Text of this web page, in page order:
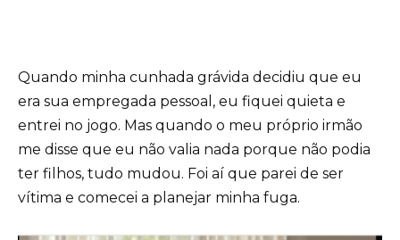
Quando minha cunhada grávida decidiu que eu
era sua empregada pessoal, eu fiquei quieta e
entrei no jogo. Mas quando o meu próprio irmão
me disse que eu não valia nada porque não podia
ter filhos, tudo mudou. Foi aí que parei de ser
vítima e comecei a planejar minha fuga.